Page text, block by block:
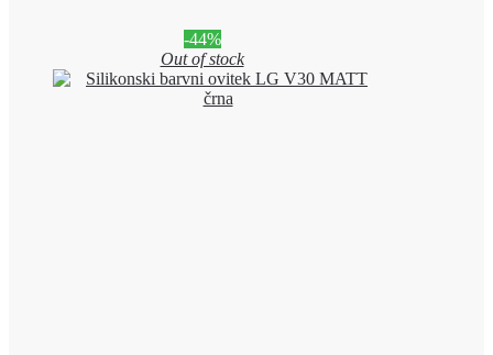
-44%
Out of stock